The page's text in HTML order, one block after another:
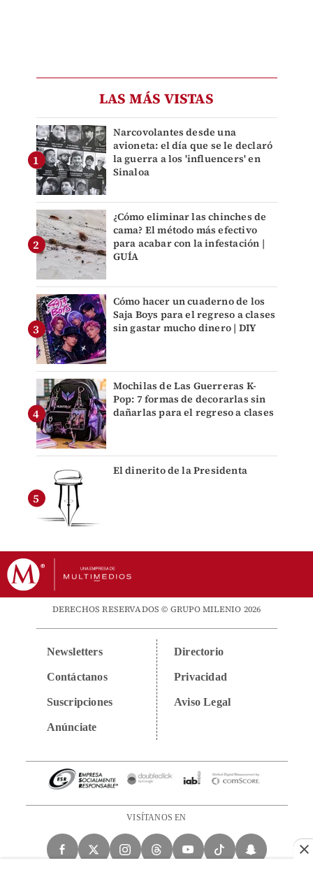
LAS MÁS VISTAS
Narcovolantes desde una
avioneta: el día que se le declaró
la guerra a los 'influencers' en
Sinaloa
¿Cómo eliminar las chinches de
cama? El método más efectivo
para acabar con la infestación |
GUÍA
Cómo hacer un cuaderno de los
Saja Boys para el regreso a clases
sin gastar mucho dinero | DIY
Mochilas de Las Guerreras K-
Pop: 7 formas de decorarlas sin
dañarlas para el regreso a clases
El dinerito de la Presidenta
DERECHOS RESERVADOS © GRUPO MILENIO 2026
Newsletters
Contáctanos
Suscripciones
Anúnciate
Directorio
Privacidad
Aviso Legal
VISÍTANOS EN